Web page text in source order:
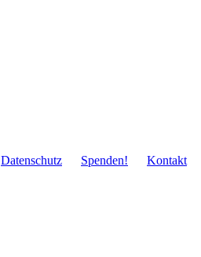
Daten­schutz Spenden! Kontakt